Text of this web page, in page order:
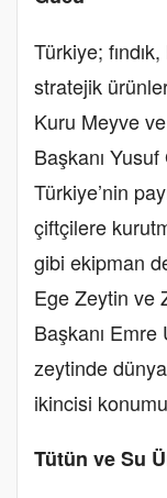
Türkiye;
stratejik
Kuru Meyve
Başkanı
Türkiye’nin
çiftçilere
gibi ekipman
Ege Zeytin ve
Başkanı
zeytinde
ikincisi
Tütün ve Su